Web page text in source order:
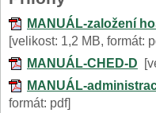
MANUÁL-založení
[velikost: 1,2 MB, formát:
MANUÁL-CHED-D
MANUÁL-
formát: pdf]